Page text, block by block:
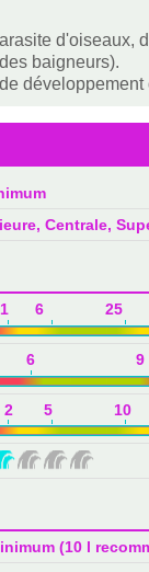
d'oiseaux,
baigneurs).
Centrale,
6 25
9
5 10
(10 l